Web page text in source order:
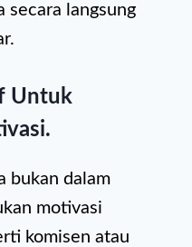
secara langsung
Untuk
.
bukan dalam
motivasi
komisen atau